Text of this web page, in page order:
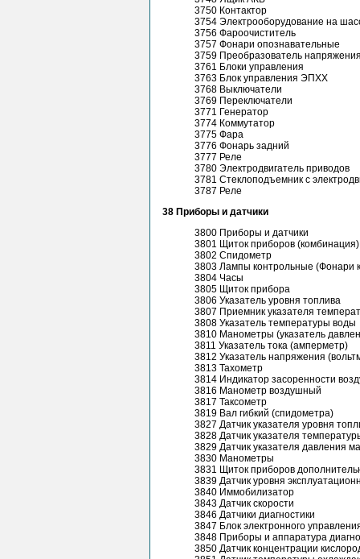
3750 Контактор
3754 Электрооборудование на
3756 Фароочиститель
3757 Фонари опознавательные
3759 Преобразователь
3761 Блоки управления
3763 Блок управления ЭПХХ
3768 Выключатели
3769 Переключатели
3771 Генератор
3774 Коммутатор
3775 Фара
3776 Фонарь задний
3777 Реле
3780 Электродвигатель приводов
3781 Стеклоподъемник с
3787 Реле
38 Приборы и датчики
3800 Приборы и датчики
3801 Щиток приборов (комбинация)
3802 Спидометр
3803 Лампы контрольные (Фонари
3804 Часы
3805 Щиток прибора
3806 Указатель уровня топлива
3807 Приемник указателя
3808 Указатель температуры воды
3810 Манометры (указатель
3811 Указатель тока (амперметр)
3812 Указатель напряжения
3813 Тахометр
3814 Индикатор засоренности
3816 Манометр воздушный
3817 Таксометр
3819 Вал гибкий (спидометра)
3827 Датчик указателя уровня
3828 Датчик указателя
3829 Датчик указателя давления
3830 Манометры
3831 Щиток приборов
3839 Датчик уровня
3840 Иммобилизатор
3843 Датчик скорости
3846 Датчики диагностики
3847 Блок электронного
3848 Приборы и аппаратура
3850 Датчик концентрации